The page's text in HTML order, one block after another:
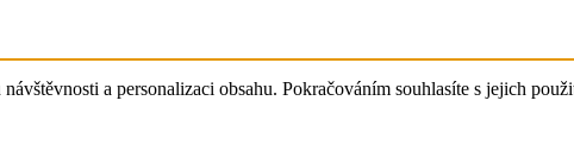
a personalizaci obsahu. Pokračováním souhlasíte s jejich